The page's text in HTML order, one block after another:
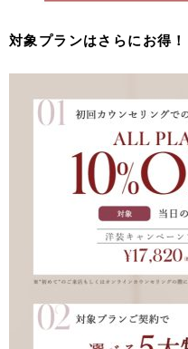
対象プランはさらにお得！